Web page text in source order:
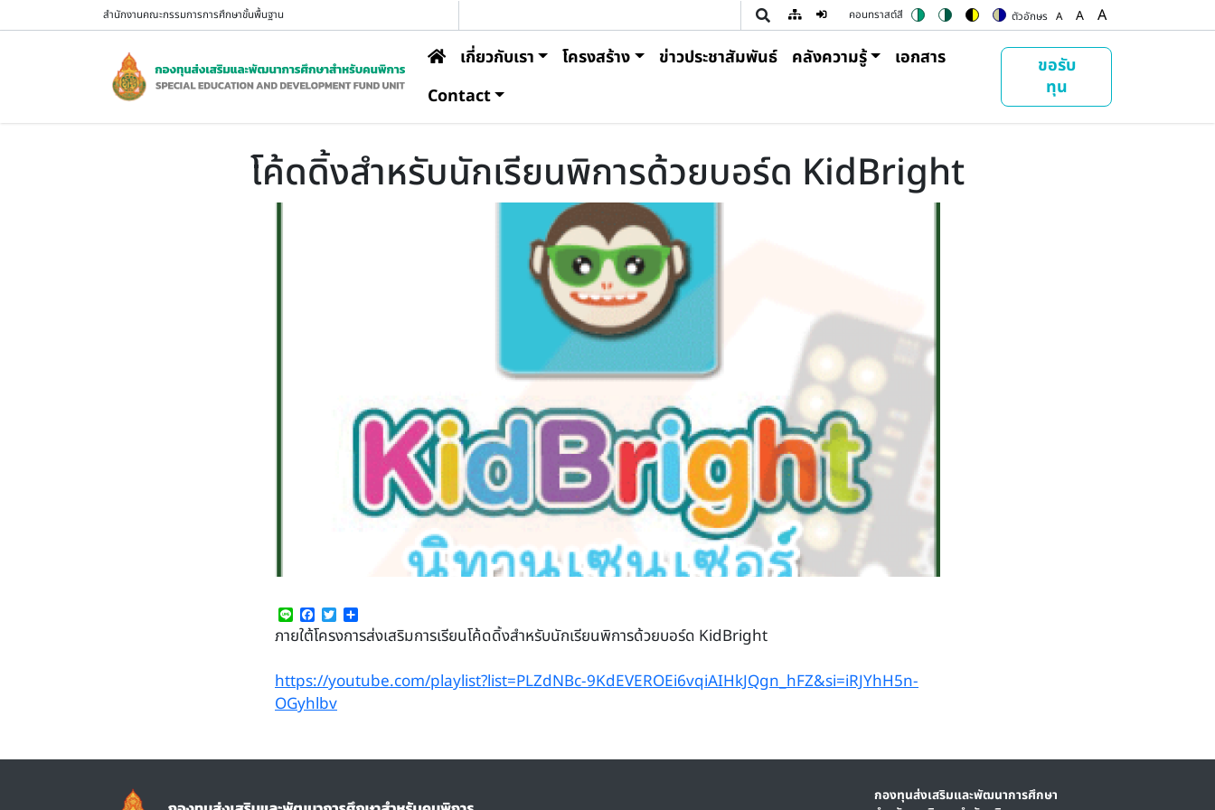
ข้ามไปยังเนื้อหาหลักสำนักงานคณะกรรมการการศึกษาขั้นพื้นฐาน User account menu
คอนทราสต์สี
Switch to color theme
Switch to high contrast theme
Switch to high visibility theme
Switch to soft theme
ตัวอักษร A
Set font size to 100%
A
Set font size to 125%
A
Set font size to
Main navigation
เกี่ยวกับเรา โครงสร้าง ข่าวประชาสัมพันธ์ คลังความรู้
เอกสาร
Contact
ขอรับ
ทุน
โค้ดดิ้งสำหรับนักเรียนพิการด้วยบอร์ด KidBright
Line Facebook
Twitter
ภายใต้โครงการส่งเสริมการเรียนโค้ดดิ้งสำหรับนักเรียนพิการด้วยบอร์ด KidBright
https://youtube.com/playlist?list=PLZdNBc-9KdEVEROEi6vqiAIHkJQgn_hFZ&si=iRJYhH5n-
OGyhlbv
Image
กองทุนส่งเสริมและพัฒนาการศึกษา